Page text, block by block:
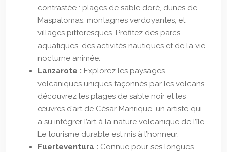
contrastée : plages de sable doré, dunes de
Maspalomas, montagnes verdoyantes, et
villages pittoresques. Profitez des parcs
aquatiques, des activités nautiques et de la vie
nocturne animée.
Lanzarote : Explorez les paysages
volcaniques uniques façonnés par les volcans,
découvrez les plages de sable noir et les
œuvres d’art de César Manrique, un artiste qui
a su intégrer l’art à la nature volcanique de l’île.
Le tourisme durable est mis à l’honneur.
Fuerteventura : Connue pour ses longues